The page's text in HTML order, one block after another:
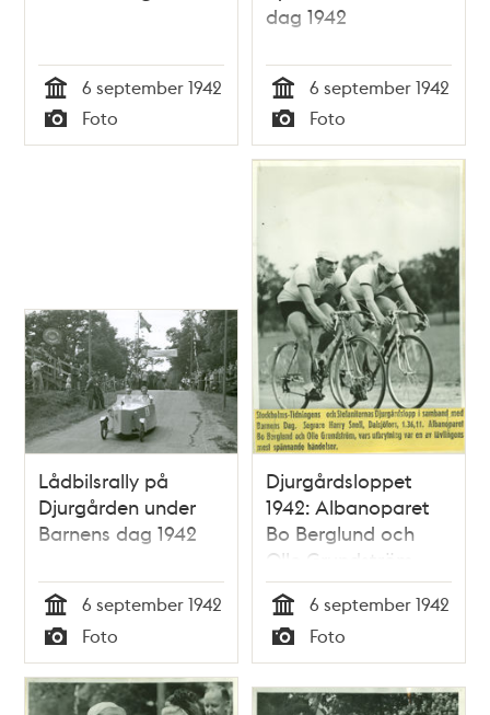
Tid
6 september 1942
Typ
Foto
dag 1942
Tid
6 september 1942
Typ
Foto
Lådbilsrally på
Djurgården under
Barnens dag 1942
Tid
6 september 1942
Typ
Foto
Djurgårdsloppet
1942: Albanoparet
Bo Berglund och
Olle Grundström,
vars utbrytning var
en av tävlingens
mest spännande
händelser
Tid
6 september 1942
Typ
Foto